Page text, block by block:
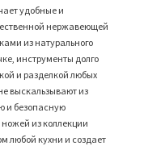
удобные и
нержавеющей
из натурального
инструменты долго
и разделкой любых
выскальзывают из
и безопасную
из коллекции
любой кухни и создает